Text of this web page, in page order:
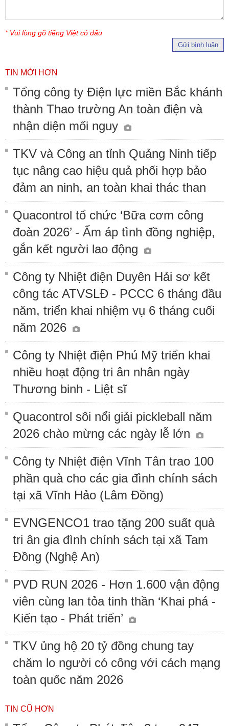
* Vui lòng gõ tiếng Việt có dấu
Gửi bình luận
TIN MỚI HƠN
Tổng công ty Điện lực miền Bắc khánh
thành Thao trường An toàn điện và
nhận diện mối nguy
TKV và Công an tỉnh Quảng Ninh tiếp
tục nâng cao hiệu quả phối hợp bảo
đảm an ninh, an toàn khai thác than
Quacontrol tổ chức ‘Bữa cơm công
đoàn 2026’ - Ấm áp tình đồng nghiệp,
gắn kết người lao động
Công ty Nhiệt điện Duyên Hải sơ kết
công tác ATVSLĐ - PCCC 6 tháng đầu
năm, triển khai nhiệm vụ 6 tháng cuối
năm 2026
Công ty Nhiệt điện Phú Mỹ triển khai
nhiều hoạt động tri ân nhân ngày
Thương binh - Liệt sĩ
Quacontrol sôi nổi giải pickleball năm
2026 chào mừng các ngày lễ lớn
Công ty Nhiệt điện Vĩnh Tân trao 100
phần quà cho các gia đình chính sách
tại xã Vĩnh Hảo (Lâm Đồng)
EVNGENCO1 trao tặng 200 suất quà
tri ân gia đình chính sách tại xã Tam
Đồng (Nghệ An)
PVD RUN 2026 - Hơn 1.600 vận động
viên cùng lan tỏa tinh thần ‘Khai phá -
Kiến tạo - Phát triển’
TKV ủng hộ 20 tỷ đồng chung tay
chăm lo người có công với cách mạng
toàn quốc năm 2026
TIN CŨ HƠN